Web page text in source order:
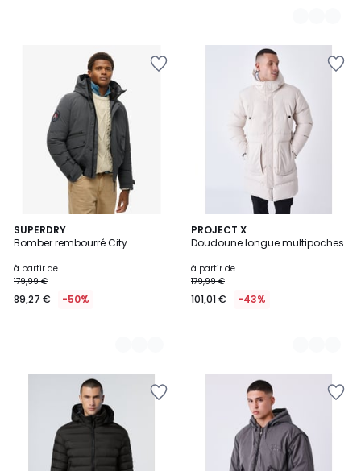
SUPERDRY
Bomber rembourré City
à partir de
179,99 €
89,27 € -50%
5
Couleurs
PROJECT X
Doudoune longue multipoches
à partir de
179,99 €
101,01 € -43%
2
Couleurs